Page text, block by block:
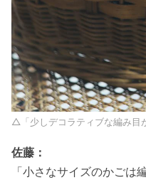
△「少しデコラティブな編み目
佐藤：
「小さなサイズのかごは